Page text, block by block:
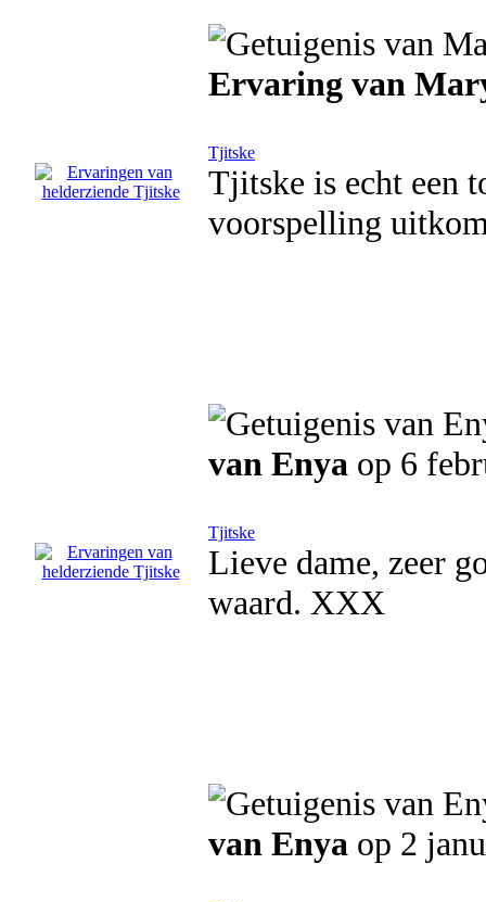
Ervaring van
Tjitske
Tjitske is echt een
voorspelling
van Enya op 6
Tjitske
Lieve dame, zeer
waard. XXX
van Enya op 2